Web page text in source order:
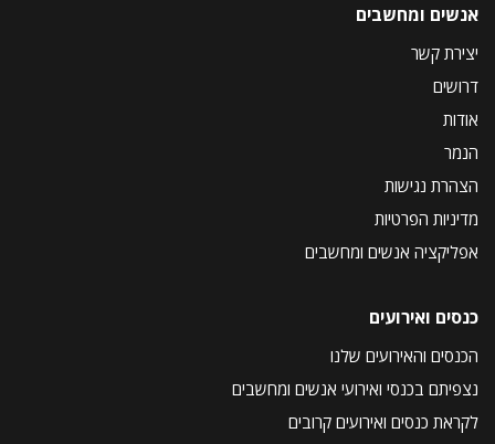
אנשים ומחשבים
יצירת קשר
דרושים
אודות
הנמר
הצהרת נגישות
מדיניות הפרטיות
אפליקציה אנשים ומחשבים
כנסים ואירועים
הכנסים והאירועים שלנו
נצפיתם בכנסי ואירועי אנשים ומחשבים
לקראת כנסים ואירועים קרובים